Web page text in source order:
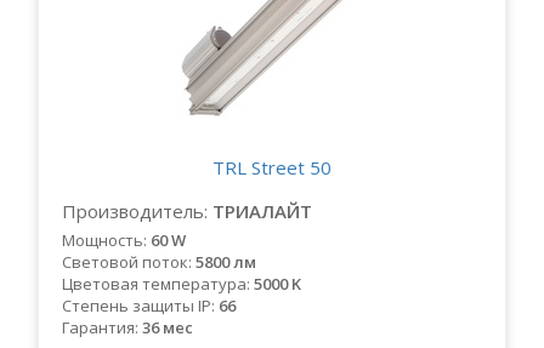
TRL Street 50
Производитель: ТРИАЛАЙТ
Мощность: 60 W
Световой поток: 5800 лм
Цветовая температура: 5000 K
Степень защиты IP: 66
Гарантия: 36 мес